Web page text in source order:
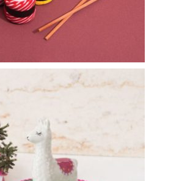
Chaussettes sushis – 12€95